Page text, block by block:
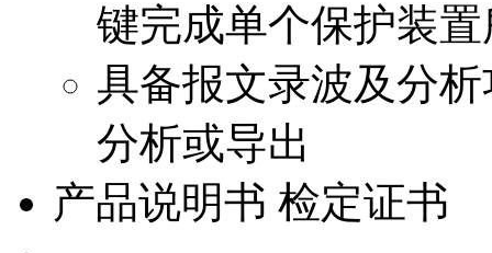
键完成单个保护装
具备报文录波及分
分析或导出
产品说明书 检定证书